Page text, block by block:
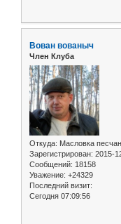
Вован вованыч
Член Клуба
Откуда: Масловка
Зарегистрирован: 2015-
Сообщений: 18158
Уважение: +24329
Последний визит:
Сегодня 07:09:56